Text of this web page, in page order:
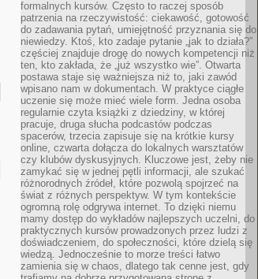
formalnych kursów. Często to raczej sposób
patrzenia na rzeczywistość: ciekawość, gotowość
do zadawania pytań, umiejętność przyznania się do
niewiedzy. Ktoś, kto zadaje pytanie „jak to działa?”
częściej znajduje drogę do nowych kompetencji niż
ten, kto zakłada, że „już wszystko wie”. Otwarta
postawa staje się ważniejsza niż to, jaki zawód
wpisano nam w dokumentach. W praktyce ciągłe
uczenie się może mieć wiele form. Jedna osoba
regularnie czyta książki z dziedziny, w której
pracuje, druga słucha podcastów podczas
spacerów, trzecia zapisuje się na krótkie kursy
online, czwarta dołącza do lokalnych warsztatów
czy klubów dyskusyjnych. Kluczowe jest, żeby nie
zamykać się w jednej pętli informacji, ale szukać
różnorodnych źródeł, które pozwolą spojrzeć na
świat z różnych perspektyw. W tym kontekście
ogromną rolę odgrywa internet. To dzięki niemu
mamy dostęp do wykładów najlepszych uczelni, do
praktycznych kursów prowadzonych przez ludzi z
doświadczeniem, do społeczności, które dzielą się
wiedzą. Jednocześnie to morze treści łatwo
zamienia się w chaos, dlatego tak cenne jest, gdy